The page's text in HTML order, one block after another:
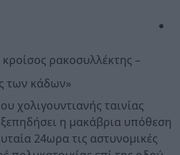
ρακοσυλλέκτης –
των κάδων»
χολιγουντιανής ταινίας
ξεπηδήσει η μακάβρια υπόθεση
24ωρα τις αστυνομικές